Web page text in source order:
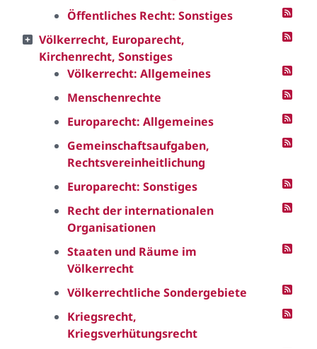
Öffentliches Recht: Sonstiges
Völkerrecht, Europarecht,
Kirchenrecht, Sonstiges
Völkerrecht: Allgemeines
Menschenrechte
Europarecht: Allgemeines
Gemeinschaftsaufgaben,
Rechtsvereinheitlichung
Europarecht: Sonstiges
Recht der internationalen
Organisationen
Staaten und Räume im
Völkerrecht
Völkerrechtliche Sondergebiete
Kriegsrecht,
Kriegsverhütungsrecht